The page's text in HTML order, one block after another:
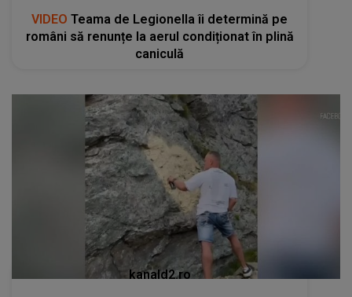
VIDEO Teama de Legionella îi determină pe
români să renunțe la aerul condiționat în plină
caniculă
kanald2.ro